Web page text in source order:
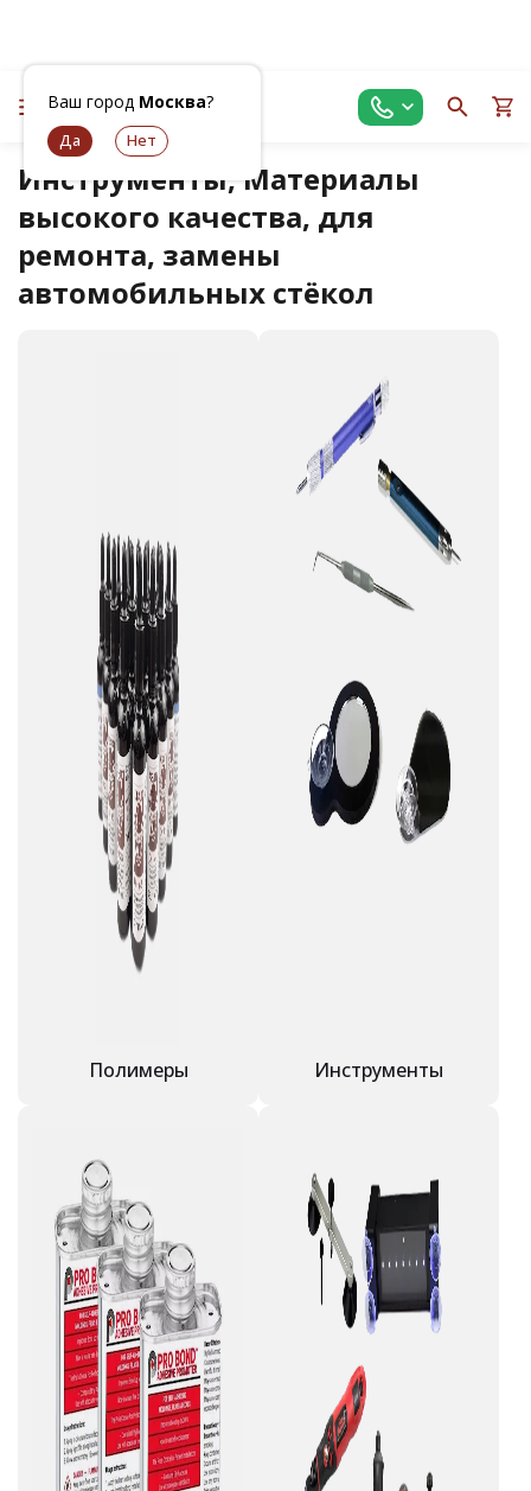
Ваш город Москва?
Инструменты, Материалы
высокого качества, для
ремонта, замены
автомобильных стёкол
Полимеры Инструменты